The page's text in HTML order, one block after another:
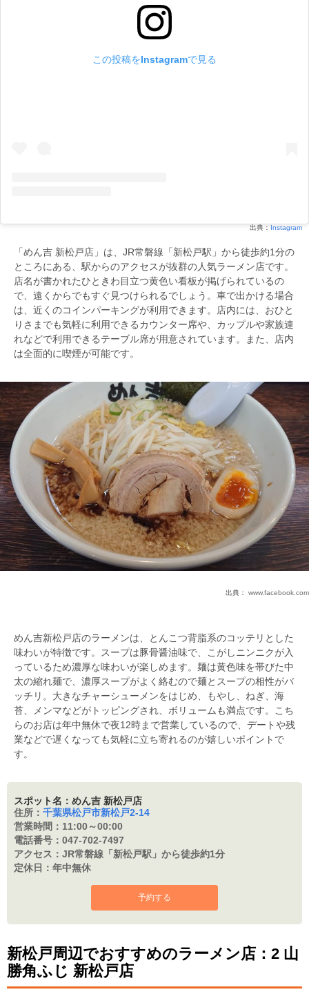
この投稿をInstagramで見る
出典： Instagram
「めん吉 新松戸店」は、JR常磐線「新松戸駅」から徒歩約1分の
ところにある、駅からのアクセスが抜群の人気ラーメン店です。
店名が書かれたひときわ目立つ黄色い看板が掲げられているの
で、遠くからでもすぐ見つけられるでしょう。車で出かける場合
は、近くのコインパーキングが利用できます。店内には、おひと
りさまでも気軽に利用できるカウンター席や、カップルや家族連
れなどで利用できるテーブル席が用意されています。また、店内
は全面的に喫煙が可能です。
出典： www.facebook.com
めん吉新松戸店のラーメンは、とんこつ背脂系のコッテリとした
味わいが特徴です。スープは豚骨醤油味で、こがしニンニクが入
っているため濃厚な味わいが楽しめます。麺は黄色味を帯びた中
太の縮れ麺で、濃厚スープがよく絡むので麺とスープの相性がバ
ッチリ。大きなチャーシューメンをはじめ、もやし、ねぎ、海
苔、メンマなどがトッピングされ、ボリュームも満点です。こち
らのお店は年中無休で夜12時まで営業しているので、デートや残
業などで遅くなっても気軽に立ち寄れるのが嬉しいポイントで
す。
スポット名：めん吉 新松戸店
住所： 千葉県松戸市新松戸2-14
営業時間： 11:00～00:00
電話番号： 047-702-7497
アクセス： JR常磐線「新松戸駅」から徒歩約1分
定休日： 年中無休
予約する
新松戸周辺でおすすめのラーメン店：2 山
勝角ふじ 新松戸店